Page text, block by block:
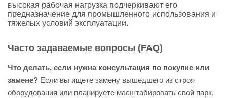
высокая рабочая нагрузка подчеркивают его
предназначение для промышленного использования и
тяжелых условий эксплуатации.
Часто задаваемые вопросы (FAQ)
Что делать, если нужна консультация по покупке или
замене? Если вы ищете замену вышедшего из строя
оборудования или планируете масштабировать свой парк,